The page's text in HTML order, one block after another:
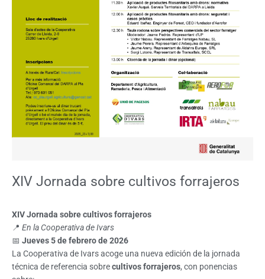
XIV Jornada sobre cultivos forrajeros
XIV Jornada sobre cultivos forrajeros
📍 En la Cooperativa de Ivars
📅 Jueves 5 de febrero de 2026
La Cooperativa de Ivars acoge una nueva edición de la jornada
técnica de referencia sobrecultivos forrajeros, con ponencias